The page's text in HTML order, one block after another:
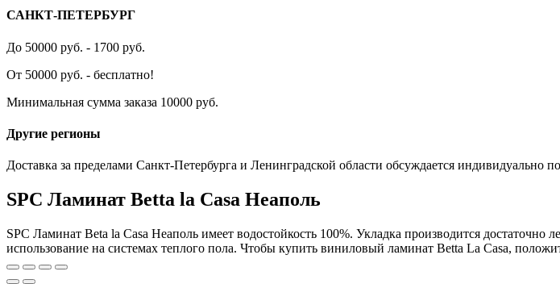
САНКТ-ПЕТЕРБУРГ
До 50000 руб. - 1700 руб.
От 50000 руб. - бесплатно!
Минимальная сумма заказа 10000 руб.
Другие регионы
Доставка за пределами Санкт-Петербурга и Ленинградской области обсуждается индивидуально
SPC Ламинат Betta la Casa Неаполь
SPC Ламинат Beta la Casa Неаполь имеет водостойкость 100%. Укладка производится достаточно
использование на системах теплого пола. Чтобы купить виниловый ламинат Betta La Casa,